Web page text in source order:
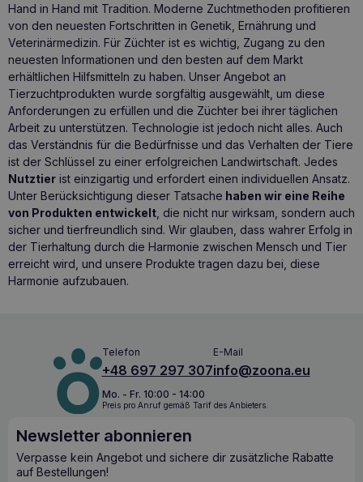
Hand in Hand mit Tradition. Moderne Zuchtmethoden profitieren
von den neuesten Fortschritten in Genetik, Ernährung und
Veterinärmedizin. Für Züchter ist es wichtig, Zugang zu den
neuesten Informationen und den besten auf dem Markt
erhältlichen Hilfsmitteln zu haben. Unser Angebot an
Tierzuchtprodukten wurde sorgfältig ausgewählt, um diese
Anforderungen zu erfüllen und die Züchter bei ihrer täglichen
Arbeit zu unterstützen. Technologie ist jedoch nicht alles. Auch
das Verständnis für die Bedürfnisse und das Verhalten der Tiere
ist der Schlüssel zu einer erfolgreichen Landwirtschaft. Jedes
Nutztier ist einzigartig und erfordert einen individuellen Ansatz.
Unter Berücksichtigung dieser Tatsache haben wir eine Reihe
von Produkten entwickelt , die nicht nur wirksam, sondern auch
sicher und tierfreundlich sind. Wir glauben, dass wahrer Erfolg in
der Tierhaltung durch die Harmonie zwischen Mensch und Tier
erreicht wird, und unsere Produkte tragen dazu bei, diese
Harmonie aufzubauen.
Telefon
+48 697 297 307
E-Mail
info@zoona.eu
Mo. - Fr. 10:00 - 14:00
Preis pro Anruf gemäß Tarif des Anbieters.
Newsletter abonnieren
Verpasse kein Angebot und sichere dir zusätzliche Rabatte
auf Bestellungen!